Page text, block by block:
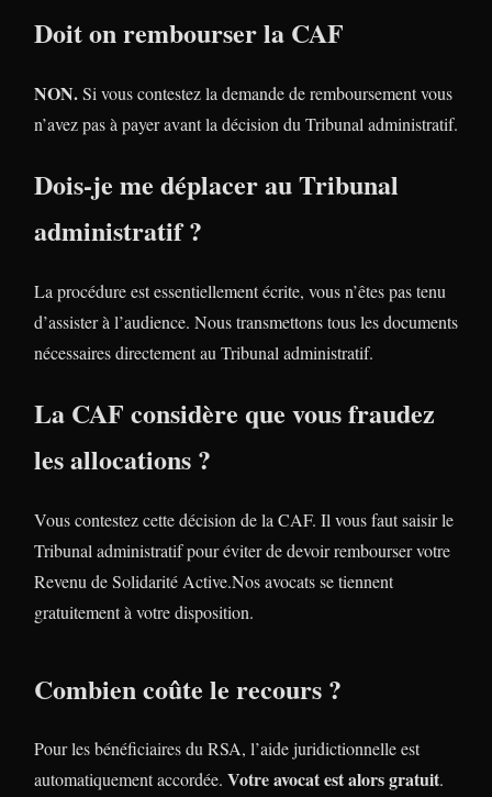
Doit on rembourser la CAF
NON.Si vous contestez la demande de remboursement vous
n’avez pas à payer avant la décision du Tribunal administratif.
Dois-je me déplacer au Tribunal
administratif ?
La procédure est essentiellement écrite, vous n’êtes pas tenu
d’assister à l’audience. Nous transmettons tous les documents
nécessaires directement au Tribunal administratif.
La CAF considère que vous fraudez
les allocations ?
Vous contestez cette décision de la CAF. Il vous faut saisir le
Tribunal administratif pour éviter de devoir rembourser votre
Revenu de Solidarité Active.Nos avocats se tiennent
gratuitement à votre disposition.
Combien coûte le recours ?
Pour les bénéficiaires du RSA, l’aide juridictionnelle est
automatiquement accordée. Votre avocat est alors gratuit.